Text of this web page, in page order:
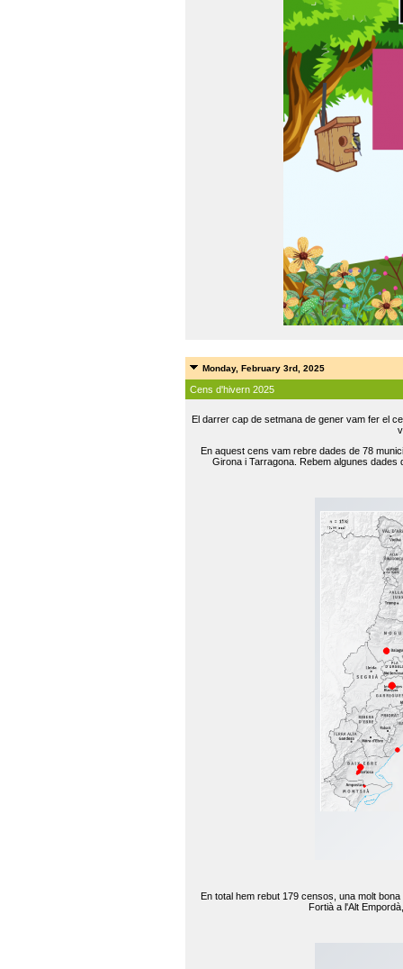
Monday, February 3rd, 2025
Cens d'hivern 2025
El darrer cap de setmana de gener vam fer el
En aquest cens vam rebre dades de 78
Girona i Tarragona. Rebem algunes
En total hem rebut 179 censos, una molt
Fortià a l'Alt